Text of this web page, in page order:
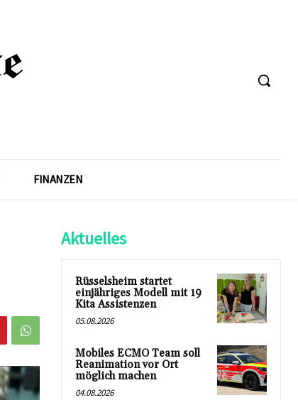
FINANZEN
Aktuelles
Rüsselsheim startet
einjähriges Modell mit 19
Kita Assistenzen
05.08.2026
Mobiles ECMO Team soll
Reanimation vor Ort
möglich machen
04.08.2026